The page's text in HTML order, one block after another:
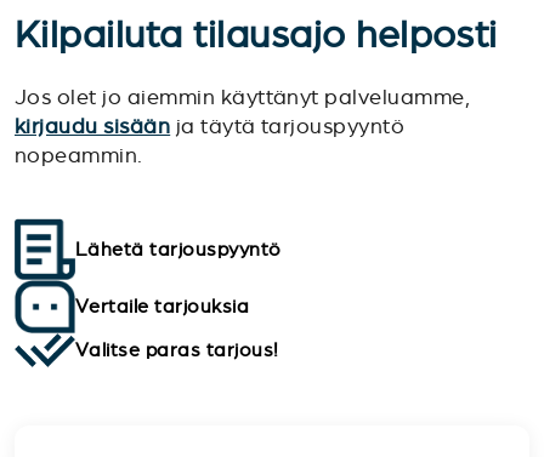
Kilpailuta tilausajo helposti
Jos olet jo aiemmin käyttänyt palveluamme,
kirjaudu sisään ja täytä tarjouspyyntö
nopeammin.
Lähetä tarjouspyyntö
Vertaile tarjouksia
Valitse paras tarjous!